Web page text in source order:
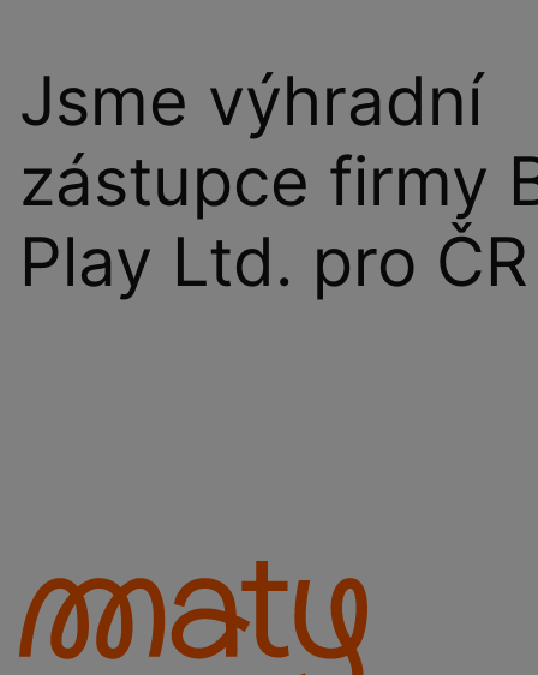
Jsme výhradní
zástupce firmy
Play Ltd. pro ČR